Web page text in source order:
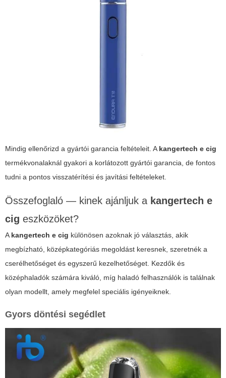
Mindig ellenőrizd a gyártói garancia feltételeit. A kangertech e cig
termékvonalaknál gyakori a korlátozott gyártói garancia, de fontos
tudni a pontos visszatérítési és javítási feltételeket.
Összefoglaló — kinek ajánljuk a kangertech e
cig eszközöket?
A kangertech e cig különösen azoknak jó választás, akik
megbízható, középkategóriás megoldást keresnek, szeretnék a
cserélhetőséget és egyszerű kezelhetőséget. Kezdők és
középhaladók számára kiváló, míg haladó felhasználók is találnak
olyan modellt, amely megfelel speciális igényeiknek.
Gyors döntési segédlet